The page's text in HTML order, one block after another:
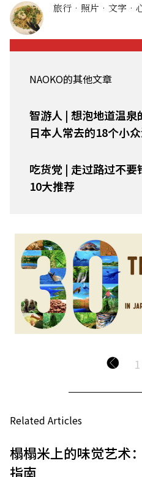
旅行‧照片‧文字‧
NAOKO的其他文章
智游人 | 想泡地道温
日本人常去的18个小
吃货党 | 走过路过不
10大推荐
1
Related Articles
榻榻米上的味觉艺术
指南